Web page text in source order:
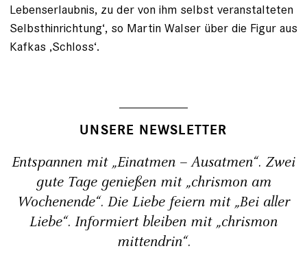
Lebenserlaubnis, zu der von ihm selbst veranstalteten
Selbsthinrichtung‘, so Martin Walser über die Figur aus
Kafkas ‚Schloss‘.
UNSERE NEWSLETTER
Entspannen mit „Einatmen – Ausatmen“. Zwei
gute Tage genießen mit „chrismon am
Wochenende“. Die Liebe feiern mit „Bei aller
Liebe“. Informiert bleiben mit „chrismon
mittendrin“.